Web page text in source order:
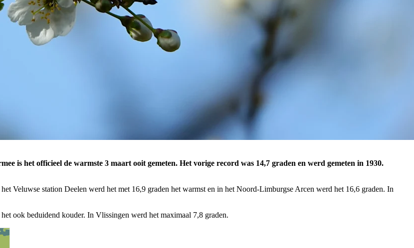
is het officieel de warmste 3 maart ooit gemeten. Het vorige record was 14,7 graden en werd gemeten in 1930.
Veluwse station Deelen werd het met 16,9 graden het warmst en in het Noord-Limburgse Arcen werd het 16,6 graden. In
ook beduidend kouder. In Vlissingen werd het maximaal 7,8 graden.